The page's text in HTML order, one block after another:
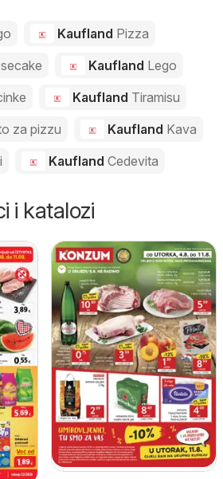
Kaufland Pizza
Kaufland Lego
Kaufland Tiramisu
za pizzu Kaufland Kava
Kaufland Cedevita
i katalozi